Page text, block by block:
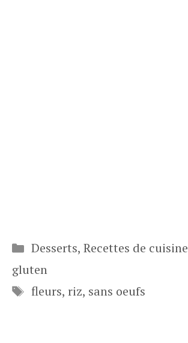
Catégories
Desserts, Recettes de cuisine
gluten
Étiquettes
fleurs, riz, sans oeufs